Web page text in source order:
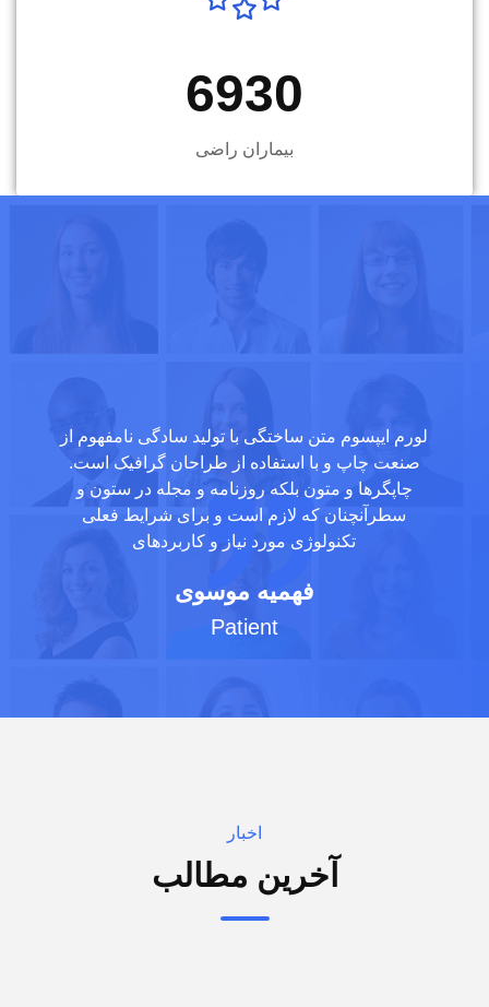
6930
بیماران راضی
لورم ایپسوم متن ساختگی با تولید سادگی نامفهوم از
صنعت چاپ و با استفاده از طراحان گرافیک است.
چاپگرها و متون بلکه روزنامه و مجله در ستون و
سطرآنچنان که لازم است و برای شرایط فعلی
تکنولوژی مورد نیاز و کاربردهای
فهمیه موسوی
Patient
اخبار
آخرین مطالب